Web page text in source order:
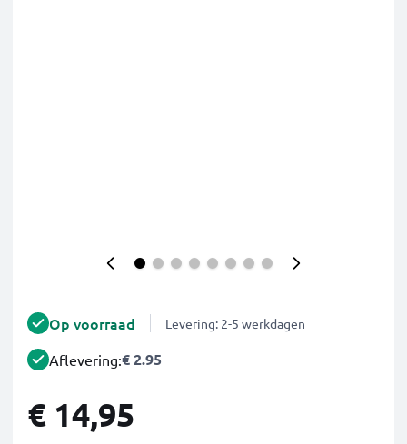
Op voorraad Levering: 2-5 werkdagen
Aflevering:€ 2.95
€ 14,95